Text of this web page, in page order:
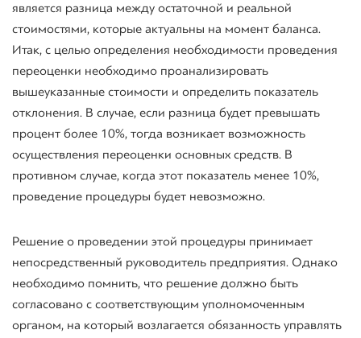
является разница между остаточной и реальной
стоимостями, которые актуальны на момент баланса.
Итак, с целью определения необходимости проведения
переоценки необходимо проанализировать
вышеуказанные стоимости и определить показатель
отклонения. В случае, если разница будет превышать
процент более 10%, тогда возникает возможность
осуществления переоценки основных средств. В
противном случае, когда этот показатель менее 10%,
проведение процедуры будет невозможно.
Решение о проведении этой процедуры принимает
непосредственный руководитель предприятия. Однако
необходимо помнить, что решение должно быть
согласовано с соответствующим уполномоченным
органом, на который возлагается обязанность управлять